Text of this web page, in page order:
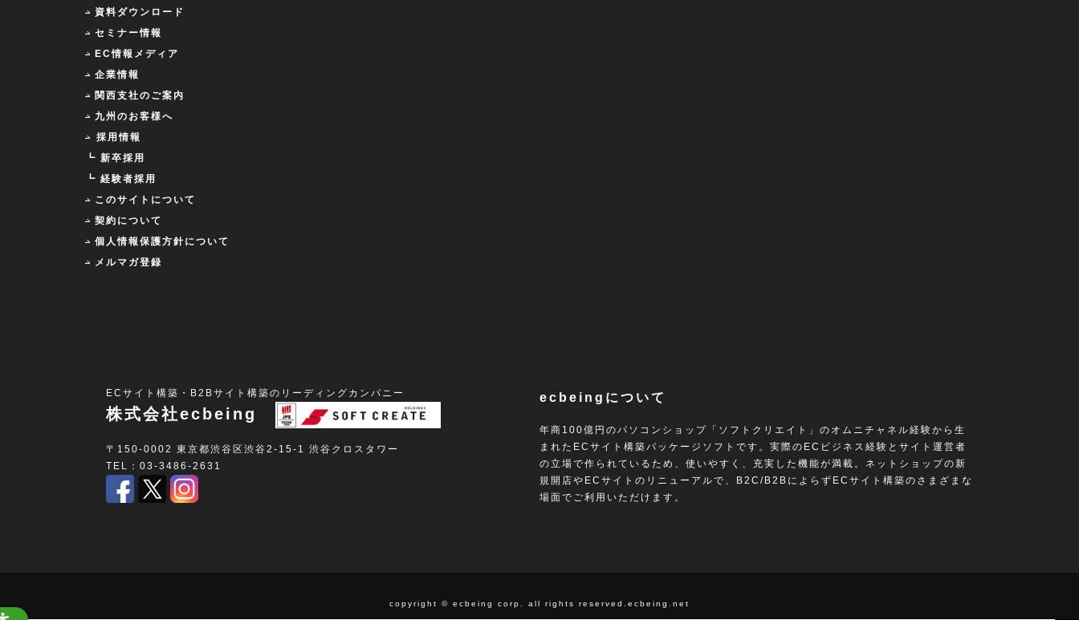
資料ダウンロード
セミナー情報
EC情報メディア
企業情報
関西支社のご案内
九州のお客様へ
採用情報
┗ 新卒採用
┗ 経験者採用
このサイトについて
契約について
個人情報保護方針について
メルマガ登録
ECサイト構築・B2Bサイト構築のリーディングカンパニー
株式会社ecbeing
〒150-0002 東京都渋谷区渋谷2-15-1 渋谷クロスタワー
TEL：03-3486-2631
ecbeingについて
年商100億円のパソコンショップ「ソフトクリエイト」のオムニチャネル経験から生
まれたECサイト構築パッケージソフトです。実際のECビジネス経験とサイト運営者
の立場で作られているため、使いやすく、充実した機能が満載。ネットショップの新
規開店やECサイトのリニューアルで、B2C/B2BによらずECサイト構築のさまざまな
場面でご利用いただけます。
copyright © ecbeing corp. all rights reserved.ecbeing.net